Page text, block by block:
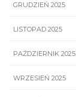
GRUDZIEŃ 2025
LISTOPAD 2025
PAŹDZIERNIK 2025
WRZESIEŃ 2025